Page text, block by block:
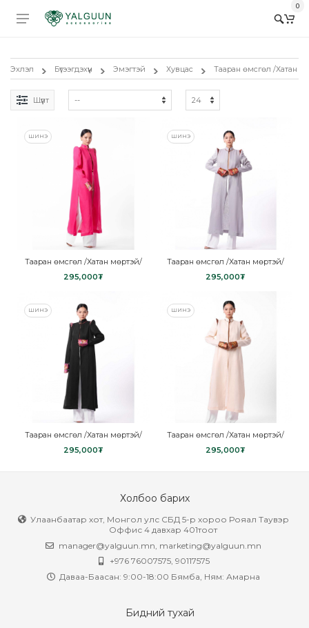
0
Эхлэл Бүтээгдэхүүн Эмэгтэй Хувцас Тааран өмсгөл /Хатан
Шүүлт
ШИНЭ
Тааран өмсгөл /Хатан мөртэй/
295,000₮
ШИНЭ
Тааран өмсгөл /Хатан мөртэй/
295,000₮
ШИНЭ
Тааран өмсгөл /Хатан мөртэй/
295,000₮
ШИНЭ
Тааран өмсгөл /Хатан мөртэй/
295,000₮
Холбоо барих
Улаанбаатар хот, Монгол улс СБД 5-р хороо Рояал Таувэр
Оффис 4 давхар 401тоот
manager@yalguun.mn marketing@yalguun.mn
+976 76007575, 90117575
Даваа-Баасан: 9:00-18:00 Бямба, Ням: Амарна
Бидний тухай